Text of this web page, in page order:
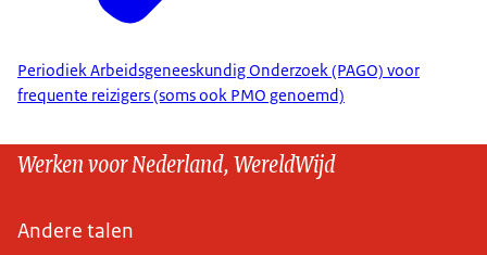
Periodiek Arbeidsgeneeskundig Onderzoek (PAGO) voor
frequente reizigers (soms ook PMO genoemd)
Werken voor Nederland, WereldWijd
Andere talen